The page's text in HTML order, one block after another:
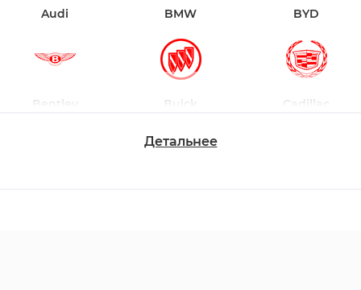
Audi BMW BYD
Bentley Buick Cadillac
Детальнее